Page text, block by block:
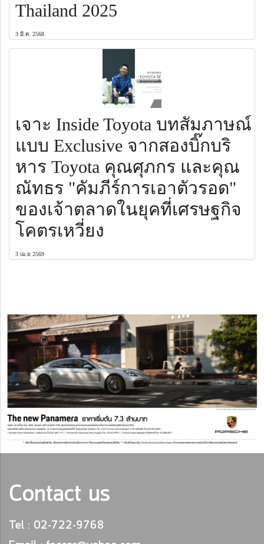
Thailand 2025
3 มี.ค. 2568
เจาะ Inside Toyota บทสัมภาษณ์
แบบ Exclusive จากสองบิ๊กบริ
หาร Toyota คุณศุภกร และคุณ
ณัทธร "คัมภีร์การเอาตัวรอด"
ของเจ้าตลาดในยุคที่เศรษฐกิจ
โคตรเหวี่ยง
3 เม.ย 2569
Contact us
Tel : 02-722-9768